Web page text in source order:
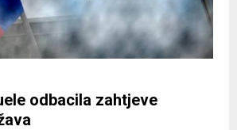
odbacila zahtjeve